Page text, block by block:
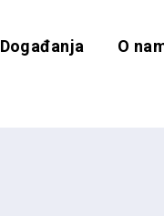
i
Događanja O